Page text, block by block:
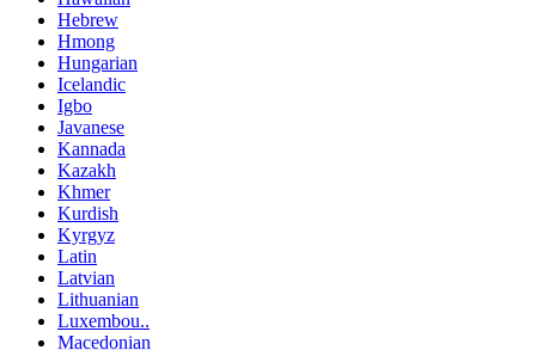
Hebrew
Hmong
Hungarian
Icelandic
Igbo
Javanese
Kannada
Kazakh
Khmer
Kurdish
Kyrgyz
Latin
Latvian
Lithuanian
Luxembou..
Macedonian